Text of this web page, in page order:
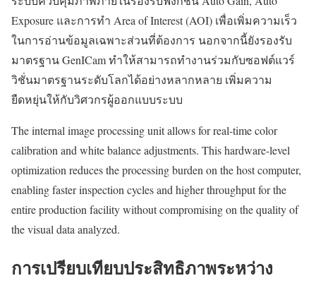
Exposure และการทำ Area of Interest (AOI) เพื่อเพิ่มความเร็ว
ในการอ่านข้อมูลเฉพาะส่วนที่ต้องการ นอกจากนี้ยังรองรับ
มาตรฐาน GenICam ทำให้สามารถทำงานร่วมกับซอฟต์แวร์
วิชั่นมาตรฐานระดับโลกได้อย่างหลากหลาย เพิ่มความ
ยืดหยุ่นให้กับวิศวกรผู้ออกแบบระบบ
The internal image processing unit allows for real-time color
calibration and white balance adjustments. This hardware-level
optimization reduces the processing burden on the host computer,
enabling faster inspection cycles and higher throughput for the
entire production facility without compromising on the quality of
the visual data analyzed.
การเปรียบเทียบประสิทธิภาพระหว่าง